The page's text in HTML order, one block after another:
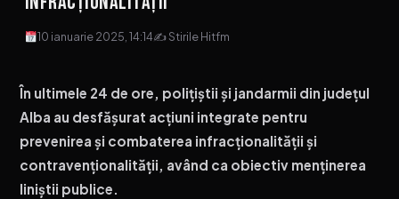
10 ianuarie 2025, 14:14✍ Stirile Hitfm
În ultimele 24 de ore, polițiștii și jandarmii din județul
Alba au desfășurat acțiuni integrate pentru
prevenirea și combaterea infracționalității și
contravenționalității, având ca obiectiv menținerea
liniștii publice.